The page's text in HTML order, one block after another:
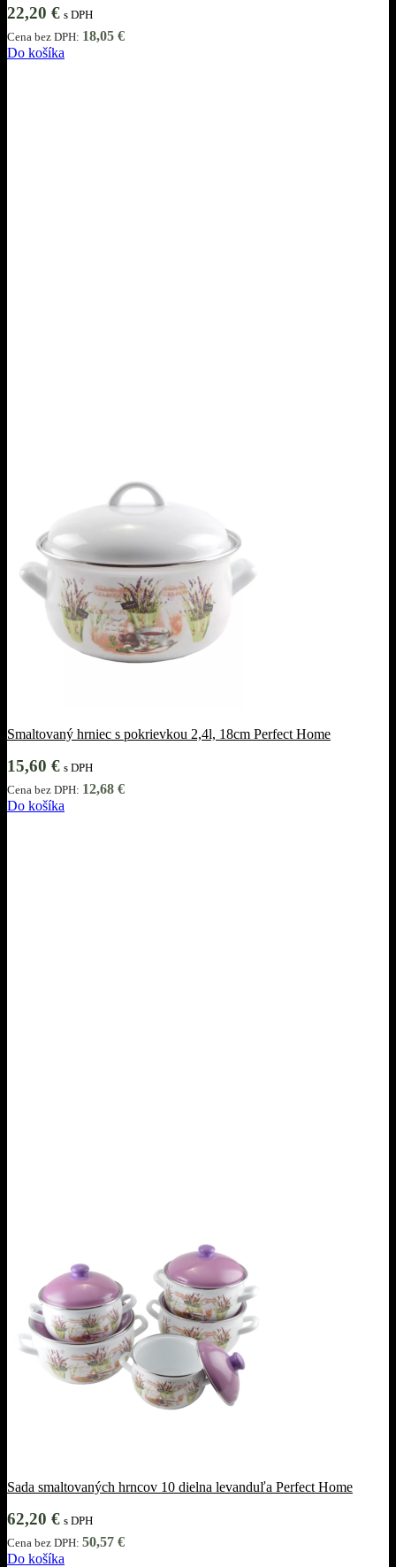
22,20 € s DPH
Cena bez DPH: 18,05 €
Do košíka
Smaltovaný hrniec s pokrievkou 2,4l, 18cm Perfect Home
15,60 € s DPH
Cena bez DPH: 12,68 €
Do košíka
Sada smaltovaných hrncov 10 dielna levanduľa Perfect Home
62,20 € s DPH
Cena bez DPH: 50,57 €
Do košíka